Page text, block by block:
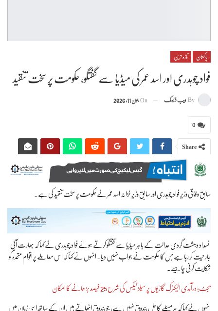
پاکستان تازہ ترین
فواد چوہدری اور اسد عمر کی میڈیا سے گفتگو، حکومت پر سخت تنقید
By ویب ڈیسک On جون 11, 2026
0
Share
سابق وفاقی وزیر فواد چوہدری اور سابق وزیر خزانہ اسد عمر نے حکومت پر سخت تنقید کی ہے۔
انسداد دہشت گردی عدالت کے باہر میڈیا سے گفتگو کرتے ہوئے فواد چوہدری نے کہا کہ بھارت آبی
جارحیت کر رہا ہے جس کا حکومت نے جواب نہیں دیا۔ انہوں نے کہا کہ اس معاملے پر اقوام متحدہ کو
شکایت کرنی چاہیے۔
بجٹ؛ درآمدی الیکٹرک گاڑیوں پر سیلز ٹیکس کی شرح 25 فیصد بڑھانے کا امکان
انہوں نے کہا کہ ہر مسئلے کا حل بندوق نہیں ہے، جو بندوق اٹھاتے ہیں ان کے ساتھ اسی زبان میں